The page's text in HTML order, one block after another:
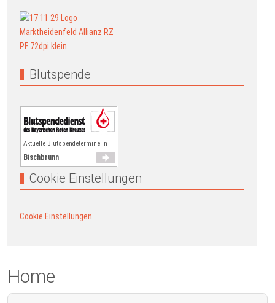
Blutspende
Aktuelle Blutspendetermine in
Bischbrunn
Cookie Einstellungen
Cookie Einstellungen
Home